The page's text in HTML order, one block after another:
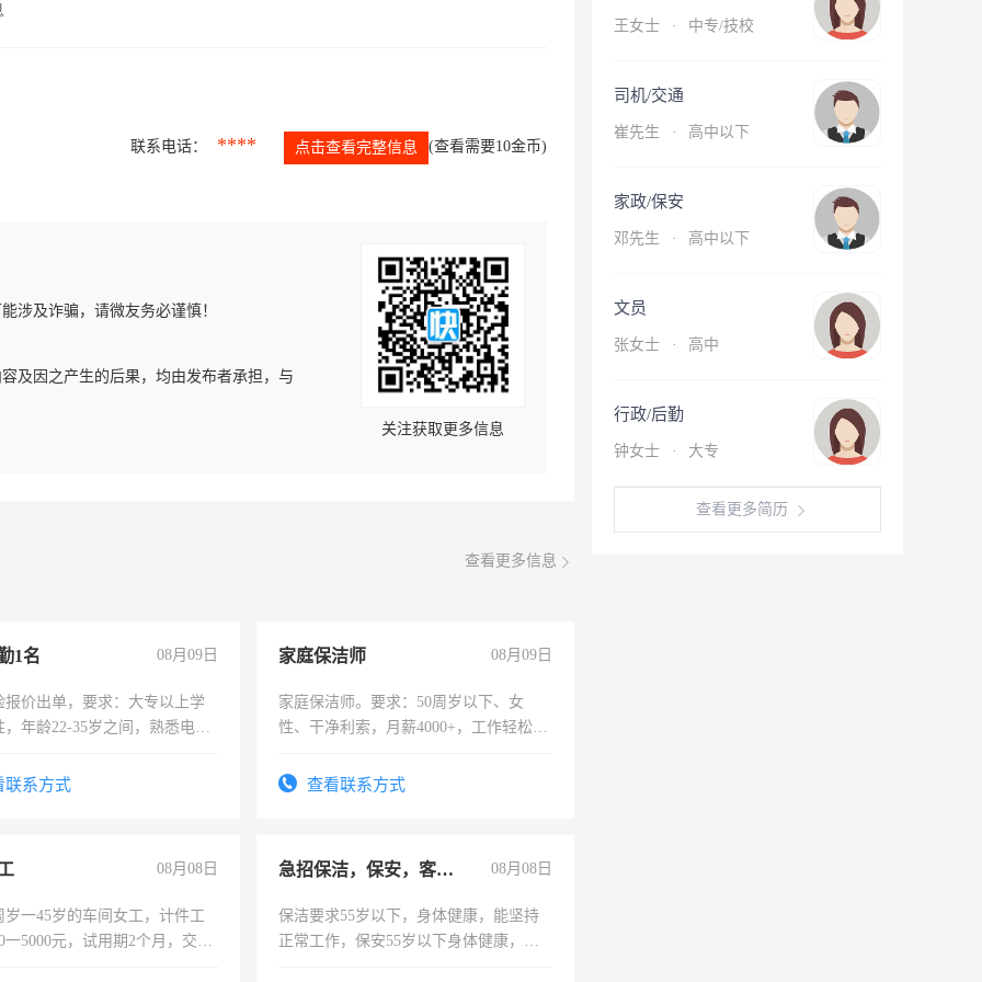
联系电话： **** 点击查看完整信息 (查看需要10金币)
涉及诈骗，请微友务必谨慎！
及因之产生的后果，均由发布者承担，与
关注获取更多信息
查看更多信息
1名 08月09日
报价出单，要求：大专以上学
，年龄22-35岁之间，熟悉电脑
个月，转正后交纳五险，
系方式
家庭保洁师 08月09日
家庭保洁师。要求：50周岁以下、女
性、干净利索，月薪4000+，工作轻松，
太太等。查看联系方式
08月08日
岁一45岁的车间女工，计件工
一5000元，试用期2个月，交五
急招保洁，保安，客服，工程 08月08日
保洁要求55岁以下，身体健康，能坚持
正常工作，保安55岁以下身体健康，有
王女士 · 中专/技校
司机/交通
崔先生 · 高中以下
家政/保安
邓先生 · 高中以下
文员
张女士 · 高中
行政/后勤
钟女士 · 大专
查看更多简历